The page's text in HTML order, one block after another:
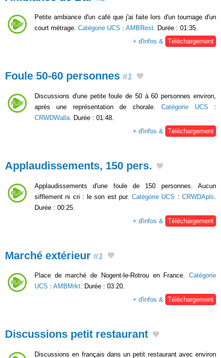
Petite ambiance d'un café que j'ai faite lors d'un tournage d'un
court métrage. Catégorie UCS : AMBRest. Durée : 01:35.
+ d'infos & Téléchargement
Foule 50-60 personnes #1
Discussions d'une petite foule de 50 à 60 personnes environ,
après une représentation de chorale.Catégorie UCS :
CRWDWalla . Durée : 01:48.
+ d'infos &
Téléchargement
Applaudissements, 150 pers.
Applaudissements d'une foule de 150 personnes. Aucun
sifflement ni cri : le son est pur.Catégorie UCS :CRWDApls
Durée : 00:25.
+ d'infos &
Téléchargement
Marché extérieur #1
Place de marché de Nogent-le-Rotrou en France. Catégorie
UCS : AMBMrkt. Durée : 03:20.
+ d'infos & Téléchargement
Discussions petit restaurant
Discussions en français dans un petit restaurant avec environ